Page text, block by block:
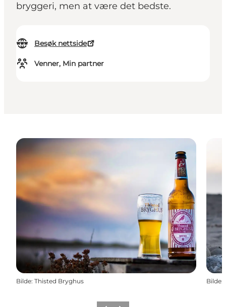
bryggeri, men at være det bedste.
Besøk nettside
Venner, Min partner
Bilde: Thisted Bryghus Bilde: